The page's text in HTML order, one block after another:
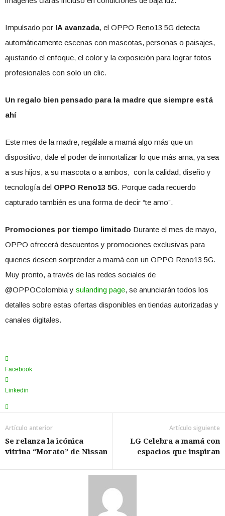
Impulsado por IA avanzada, el OPPO Reno13 5G detecta
automáticamente escenas con mascotas, personas o paisajes,
ajustando el enfoque, el color y la exposición para lograr fotos
profesionales con solo un clic.
Un regalo bien pensado para la madre que siempre está
ahí
Este mes de la madre, regálale a mamá algo más que un
dispositivo, dale el poder de inmortalizar lo que más ama, ya sea
a sus hijos, a su mascota o a ambos, con la calidad, diseño y
tecnología del OPPO Reno13 5G. Porque cada recuerdo
capturado también es una forma de decir “te amo”.
Promociones por tiempo limitado Durante el mes de mayo,
OPPO ofrecerá descuentos y promociones exclusivas para
quienes deseen sorprender a mamá con un OPPO Reno13 5G.
Muy pronto, a través de las redes sociales de
@OPPOColombia y sulanding page, se anunciarán todos los
detalles sobre estas ofertas disponibles en tiendas autorizadas y
canales digitales.
Facebook
Linkedin
Artículo anterior
Se relanza la icónica
vitrina “Morato” de Nissan
Artículo siguiente
LG Celebra a mamá con
espacios que inspiran